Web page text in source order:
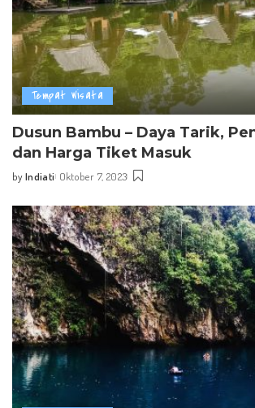
Tempat Wisata
Dusun Bambu – Daya Tarik,
dan Harga Tiket Masuk
Posted
by Indiati Oktober 7, 2023